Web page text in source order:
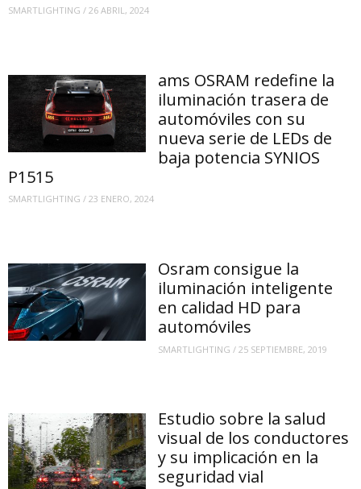
SMARTLIGHTING / 26 ABRIL, 2024
ams OSRAM redefine la
iluminación trasera de
automóviles con su
nueva serie de LEDs de
baja potencia SYNIOS
P1515
SMARTLIGHTING / 23 ENERO, 2024
Osram consigue la
iluminación inteligente
en calidad HD para
automóviles
SMARTLIGHTING / 25 SEPTIEMBRE, 2019
Estudio sobre la salud
visual de los conductores
y su implicación en la
seguridad vial